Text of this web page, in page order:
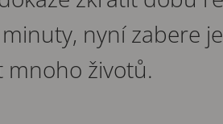
nyní zabere
mnoho životů.